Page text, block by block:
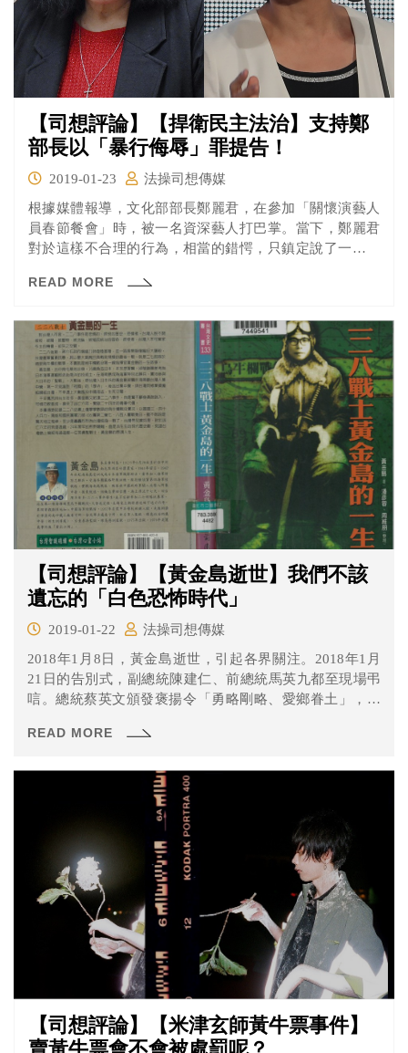
【司想評論】【捍衛民主法治】支持鄭
部長以「暴行侮辱」罪提告！
2019-01-23
法操司想傳媒
根據媒體報導，文化部部長鄭麗君，在參加「關懷演藝人
員春節餐會」時，被一名資深藝人打巴掌。當下，鄭麗君
對於這樣不合理的行為，相當的錯愕，只鎮定說了一句：
務後才離去。
READ MORE
【司想評論】【黃金島逝世】我們不該
遺忘的「白色恐怖時代」
2019-01-22
法操司想傳媒
2018年1月8日，黃金島逝世，引起各界關注。2018年1月
21日的告別式，副總統陳建仁、前總統馬英九都至現場弔
唁。總統蔡英文頒發褒揚令「勇略剛略、愛鄉眷土」，享
為228戰士呢？
READ MORE
【司想評論】【米津玄師黃牛票事件】